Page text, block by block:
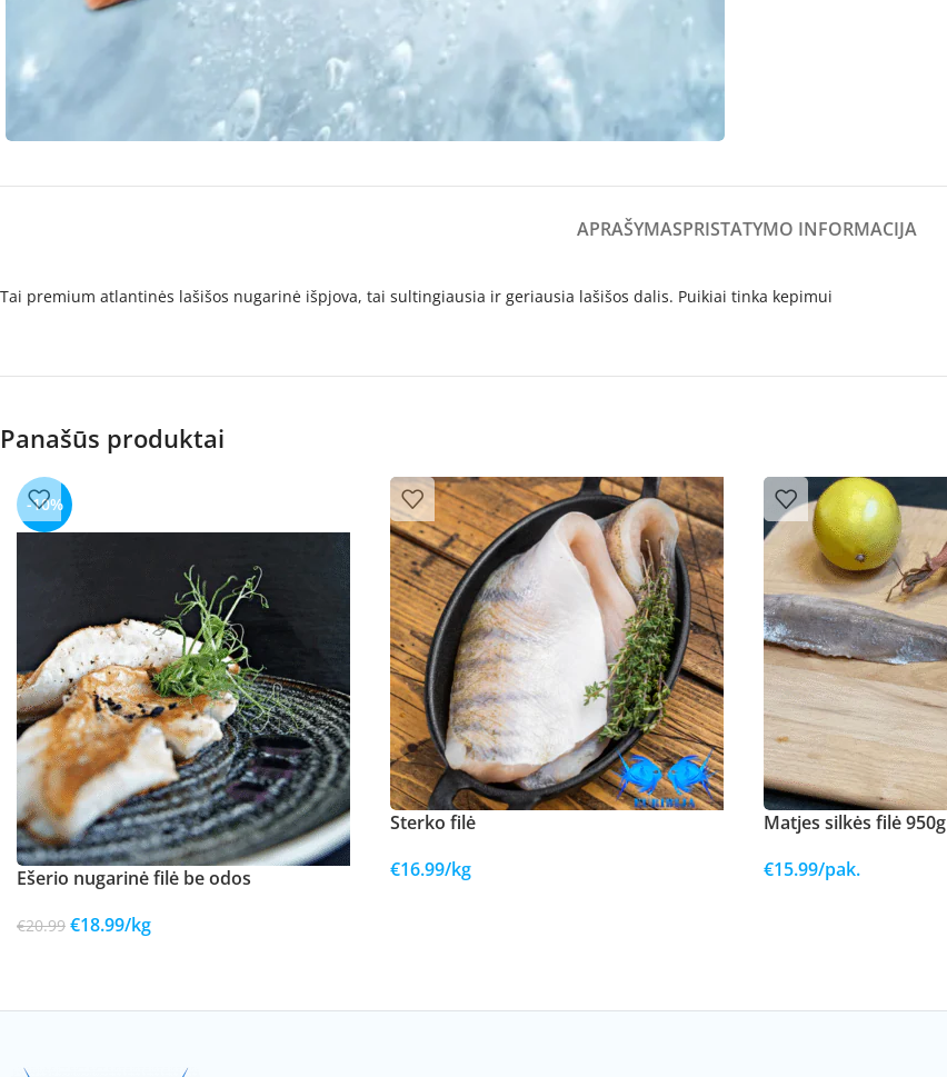
APRAŠYMASPRISTATYMO INFORMACIJA
Tai premium atlantinės lašišos nugarinė išpjova, tai sultingiausia ir geriausia lašišos dalis. Puikiai tinka kepimui
Panašūs produktai
-10%
Ešerio nugarinė filė be odos
€20.99 €18.99/kg
Sterko filė
€16.99/kg
Matjes silkės filė 950g
€15.99/pak.